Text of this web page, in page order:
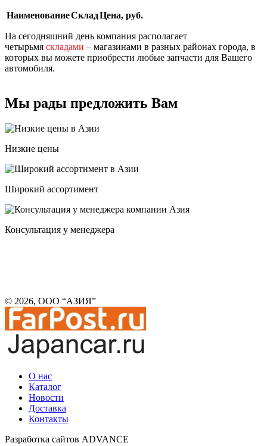
НаименованиеСкладЦена, руб.
На сегодняшний день компания располагает
четырьмя складами – магазинами в разных районах города, в
которых вы можете приобрести любые запчасти для Вашего
автомобиля.
Мы рады предложить Вам
Низкие цены
Широкий ассортимент
Консультация у менеджера
© 2026, ООО “АЗИЯ”
О нас
Каталог
Новости
Доставка
Контакты
Разработка сайтов ADVANCE